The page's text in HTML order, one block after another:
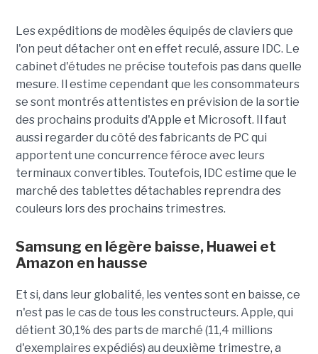
Les expéditions de modèles équipés de claviers que
l'on peut détacher ont en effet reculé, assure IDC. Le
cabinet d'études ne précise toutefois pas dans quelle
mesure. Il estime cependant que les consommateurs
se sont montrés attentistes en prévision de la sortie
des prochains produits d'Apple et Microsoft. Il faut
aussi regarder du côté des fabricants de PC qui
apportent une concurrence féroce avec leurs
terminaux convertibles. Toutefois, IDC estime que le
marché des tablettes détachables reprendra des
couleurs lors des prochains trimestres.
Samsung en légère baisse, Huawei et
Amazon en hausse
Et si, dans leur globalité, les ventes sont en baisse, ce
n'est pas le cas de tous les constructeurs. Apple, qui
détient 30,1% des parts de marché (11,4 millions
d'exemplaires expédiés) au deuxième trimestre, a